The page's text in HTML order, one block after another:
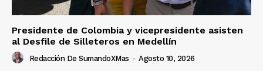
Presidente de Colombia y vicepresidente asisten
al Desfile de Silleteros en Medellín
Redacción De SumandoXMas - Agosto 10, 2026